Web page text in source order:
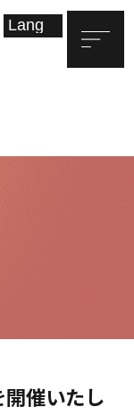
催いたし